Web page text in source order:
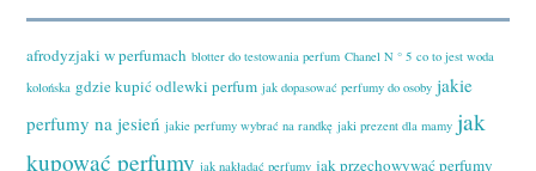
afrodyzjaki w perfumach blotter do testowania perfum Chanel N ° 5 co to jest woda
kolońska gdzie kupić odlewki perfum jak dopasować perfumy do osoby jakie
perfumy na jesień jakie perfumy wybrać na randkę jaki prezent dla mamy jak
kupować perfumy jak nakładać perfumy jak przechowywać perfumy